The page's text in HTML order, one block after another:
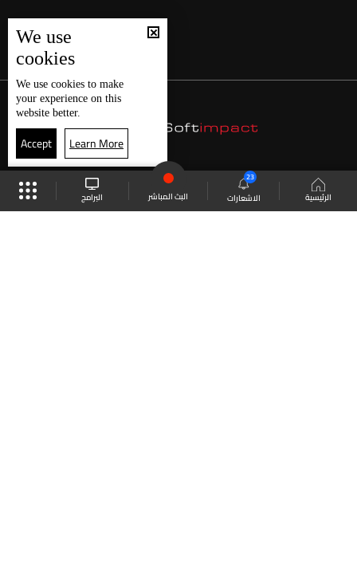
الرئيسية الاشعارات
23
البث المباشر البرامج
We use
cookies
We use cookies to make
your experience on this
website better.
Accept Learn More
موقع البرامج الجدول البث المباشر